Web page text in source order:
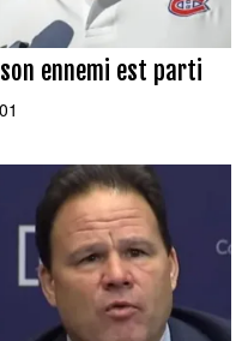
ennemi est parti